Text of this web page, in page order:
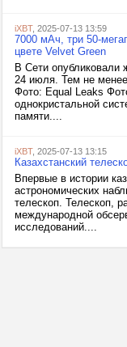
iXBT, 2025-07-13 13:59
7000 мАч, три 50-
цвете Velvet Green
В Сети опубликовали
24 июля. Тем не
Фото: Equal Leaks
однокристальной
памяти....
iXBT, 2025-07-13 13:15
Казахстанский
Впервые в истории
астрономических
телескоп. Телескоп,
международной
исследований....